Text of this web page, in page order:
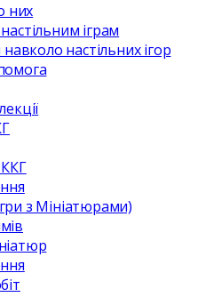
них
іграм
настільних ігор
з Мініатюрами)